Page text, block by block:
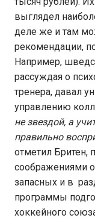
выглядел
деле же и там
рекомендации,
Например,
рассуждая о
тренера, давал
управлению
не звездой, а
правильно
отметил Бритен,
соображениями
запасных и в
программы
хоккейного